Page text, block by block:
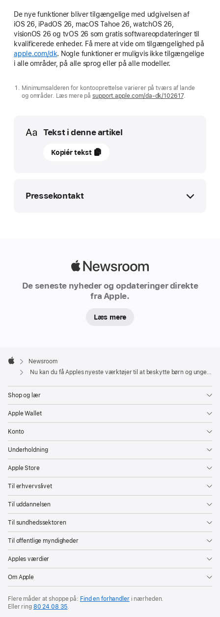
De nye funktioner bliver tilgængelige med udgivelsen af
iOS 26, iPadOS 26, macOS Tahoe 26, watchOS 26,
visionOS 26 og tvOS 26 som gratis softwareopdateringer til
kvalificerede enheder. Få mere at vide om tilgængelighed på
apple.com/dk. Nogle funktioner er muligvis ikke tilgængelige
i alle områder, på alle sprog eller på alle modeller.
Minimumsalderen for kontooprettelse varierer på tværs af lande
og områder. Læs mere påsupport.apple.com/da-dk/102617.
Tekst i denne artikel
september
Nu
værktøjer
til
børn
og
unge
og
udvidede
til
at
hjælpe
forældre
med
at
beskytte
børn
unge
online
kan
Kopiér tekst
Pressekontakt
De seneste nyheder og opdateringer direkte
fra Apple.
Læs mere
Footer

Apple
Newsroom
Nu kan du få Apples nyeste værktøjer til at beskytte børn og unge online
Shop og lær
Apple Wallet
Konto
Underholdning
Apple Store
Til erhvervslivet
Til uddannelsen
Til sundhedssektoren
Til offentlige myndigheder
Apples værdier
Om Apple
Flere måder at shoppe på: Find en forhandleri nærheden.
Eller ring 80 24 08 35.